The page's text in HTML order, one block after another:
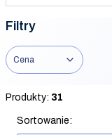
Filtry
Cena
Koniec filtrów
Produkty: 31
Lista produktów
Sortowanie: